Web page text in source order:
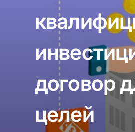
договор
целей